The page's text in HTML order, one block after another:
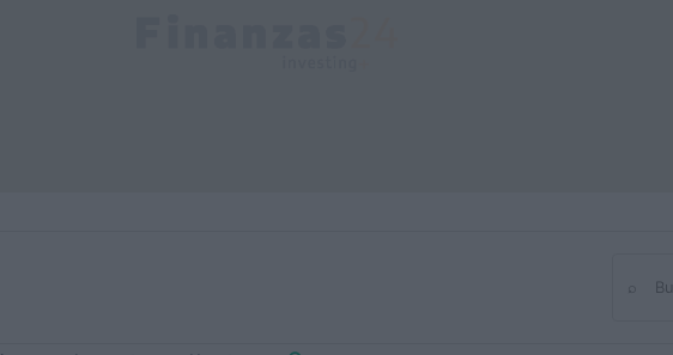
Buscar